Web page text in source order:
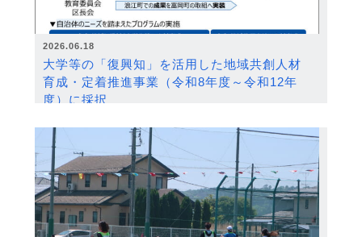
2026.06.18
大学等の「復興知」を活用した地域共創人材
育成・定着推進事業（令和8年度～令和12年
度）に採択